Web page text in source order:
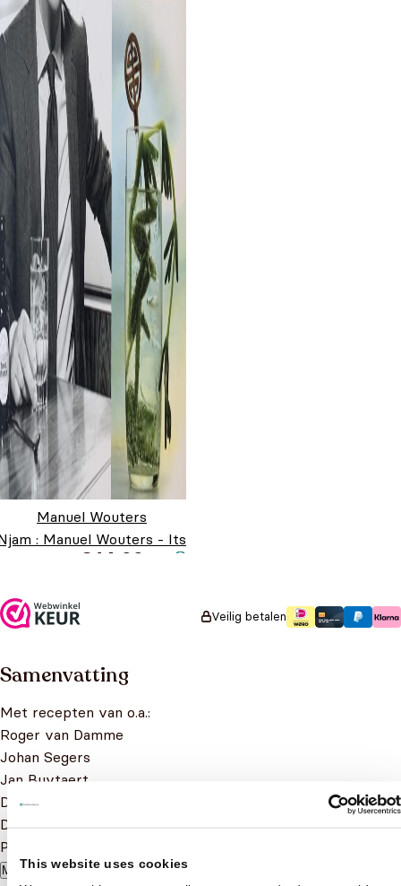
This website uses cookies
Manuel Wouters
: Manuel Wouters - Its
€ 14,99
Veilig betalen
Samenvatting
Met recepten van o.a.:
Roger van Damme
Johan Segers
Jan Buytaert
Dominique Persoone
Dagny Ros Asmundsdottir
Peppe Giacomazza
Meer lezen